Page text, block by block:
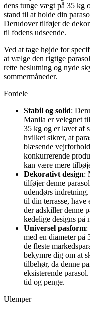
dens tunge vægt på 35 kg
stand til at holde din
Derudover tilføjer de
til fodens udseende.
Ved at tage højde for
at vælge den rigtige
rette beslutning og nyde
sommermåneder.
Fordele
Stabil og solid:
Manila er velegnet
35 kg og er lavet af
hvilket sikrer, at
blæsende
konkurrerende
kan være mere
Dekorativt design:
tilføjer denne
udendørs
til din terrasse, have
der adskiller denne
kedelige designs på
Universel pasform:
med en diameter på
de fleste
bekymre dig om at
tilbehør, da denne
eksisterende
tid og penge.
Ulemper